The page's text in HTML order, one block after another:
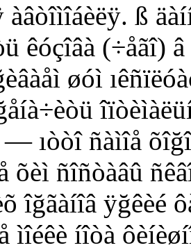
àâòîìîáèëÿ. ß
êóçîâà (÷åãî)
øóì
— ıòòî ñàìîå
õèì ñîñòàâû
îğãàíîâ ÿğêèé
ìîéêè íîòà